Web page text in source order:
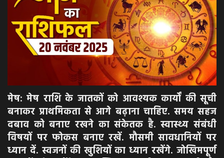
खेल
एजुकेशन & करियर
हेल्थ & लाइफ स्टाइल
वीडियो
Gallery
मेष: मेष राशि के जातकों को आवश्यक कार्यों की सूची
बनाकर प्राथमिकता से आगे बढ़ाना चाहिए. समय सहज
दबाव को बनाए रखने का संकेतक है. स्वास्थ्य संबंधी
विषयों पर फोकस बनाए रखें. मौसमी सावधानियों पर
ध्यान दें. स्वजनों की खुशियों का ध्यान रखेंगे. जोखिमपूर्ण